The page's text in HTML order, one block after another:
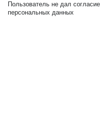
Пользователь не дал
персональных данных